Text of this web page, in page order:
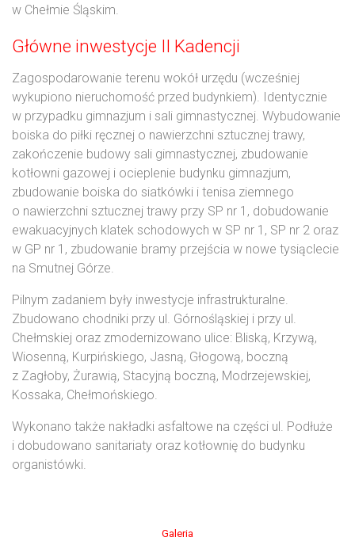
w Chełmie Śląskim.
Główne inwestycje II Kadencji
Zagospodarowanie terenu wokół urzędu (wcześniej
wykupiono nieruchomość przed budynkiem). Identycznie
w przypadku gimnazjum i sali gimnastycznej. Wybudowanie
boiska do piłki ręcznej o nawierzchni sztucznej trawy,
zakończenie budowy sali gimnastycznej, zbudowanie
kotłowni gazowej i ocieplenie budynku gimnazjum,
zbudowanie boiska do siatkówki i tenisa ziemnego
o nawierzchni sztucznej trawy przy SP nr 1, dobudowanie
ewakuacyjnych klatek schodowych w SP nr 1, SP nr 2 oraz
w GP nr 1, zbudowanie bramy przejścia w nowe tysiąclecie
na Smutnej Górze.
Pilnym zadaniem były inwestycje infrastrukturalne.
Zbudowano chodniki przy ul. Górnośląskiej i przy ul.
Chełmskiej oraz zmodernizowano ulice: Bliską, Krzywą,
Wiosenną, Kurpińskiego, Jasną, Głogową, boczną
z Zagłoby, Żurawią, Stacyjną boczną, Modrzejewskiej,
Kossaka, Chełmońskiego.
Wykonano także nakładki asfaltowe na części ul. Podłuże
i dobudowano sanitariaty oraz kotłownię do budynku
organistówki.
Galeria